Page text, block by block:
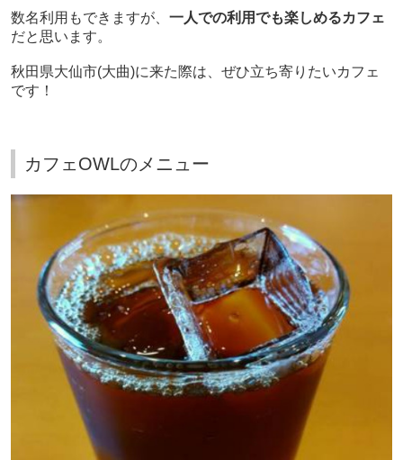
数名利用もできますが、 一人での利用でも楽しめるカフェ
だと思います。
秋田県大仙市(大曲)に来た際は、ぜひ立ち寄りたいカフェ
です！
カフェOWLのメニュー